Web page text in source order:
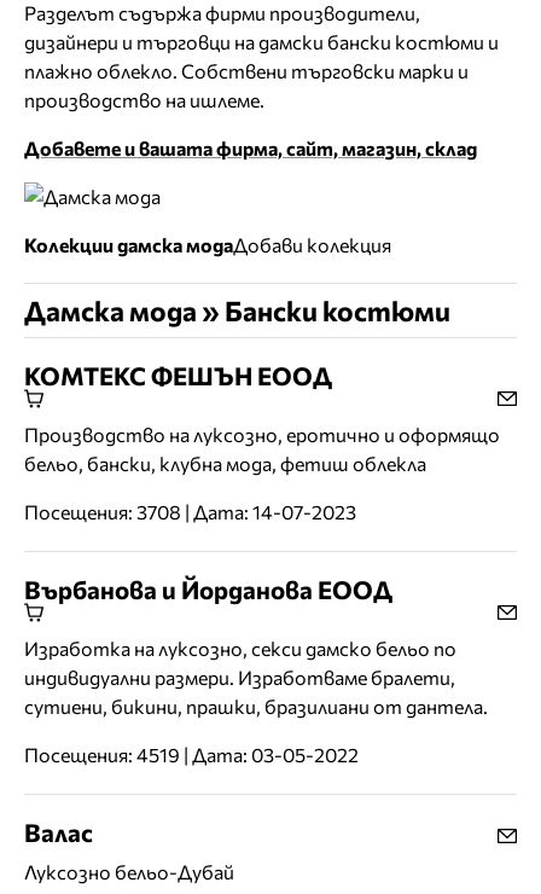
Разделът съдържа фирми производители,
дизайнери и търговци на дамски бански костюми и
плажно облекло. Собствени търговски марки и
производство на ишлеме.
Добавете и вашата фирма, сайт, магазин, склад
Колекции дамска модаДобави колекция
Дамска мода » Бански костюми
КОМТЕКС ФЕШЪН ЕООД
Производство на луксозно, еротично и оформящо
бельо, бански, клубна мода, фетиш облекла
Посещения: 3708 | Дата: 14-07-2023
Върбанова и Йорданова ЕООД
Изработка на луксозно, секси дамско бельо по
индивидуални размери. Изработваме бралети,
сутиени, бикини, прашки, бразилиани от дантела.
Посещения: 4519 | Дата: 03-05-2022
Валас
Луксозно бельо-Дубай